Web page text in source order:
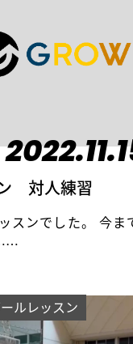
対人練習
スンでした。 今ま
ルレッスン